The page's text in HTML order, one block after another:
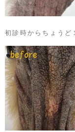
初診時からちょうど